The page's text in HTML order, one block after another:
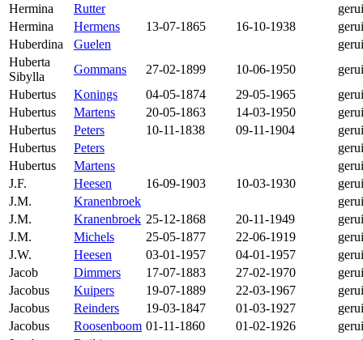
Hermina
Rutter
Hermina
Hermens 13-07-1865 16-10-1938
Huberdina
Guelen
Huberta
Sibylla
Gommans 27-02-1899 10-06-1950
Hubertus
Konings 04-05-1874 29-05-1965
Hubertus
Martens 20-05-1863 14-03-1950
Hubertus
Peters 10-11-1838 09-11-1904
Hubertus
Peters
Hubertus
Martens
J.F.
Heesen 16-09-1903 10-03-1930
J.M.
Kranenbroek
J.M.
Kranenbroek 25-12-1868 20-11-1949
J.M.
Michels 25-05-1877 22-06-1919
J.W.
Heesen 03-01-1957 04-01-1957
Jacob
Dimmers 17-07-1883 27-02-1970
Jacobus
Kuipers 19-07-1889 22-03-1967
Jacobus
Reinders 19-03-1847 01-03-1927
Jacobus
Roosenboom 01-11-1860 01-02-1926